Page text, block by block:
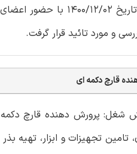
طی جلسه ای که در
قارچ دکمه ای
شغل: پرورش دهنده قارچ
تامین تجهیزات و ابزار،